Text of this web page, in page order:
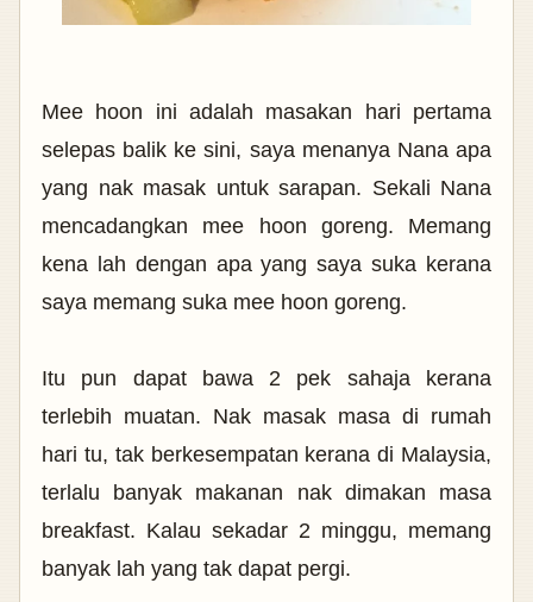
Mee hoon ini adalah masakan hari pertama
selepas balik ke sini, saya menanya Nana apa
yang nak masak untuk sarapan. Sekali Nana
mencadangkan mee hoon goreng. Memang
kena lah dengan apa yang saya suka kerana
saya memang suka mee hoon goreng.
Itu pun dapat bawa 2 pek sahaja kerana
terlebih muatan. Nak masak masa di rumah
hari tu, tak berkesempatan kerana di Malaysia,
terlalu banyak makanan nak dimakan masa
breakfast. Kalau sekadar 2 minggu, memang
banyak lah yang tak dapat pergi.